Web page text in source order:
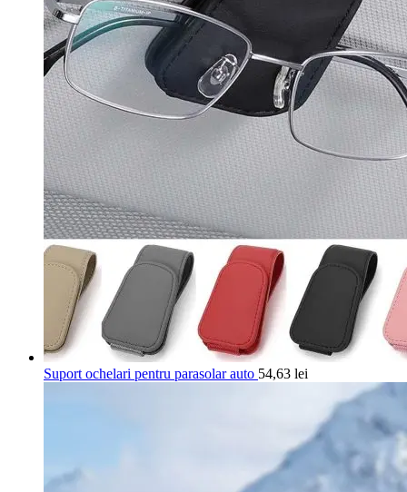
Suport ochelari pentru parasolar auto 54,63 lei